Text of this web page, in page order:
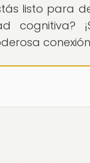
listo para
cognitiva?